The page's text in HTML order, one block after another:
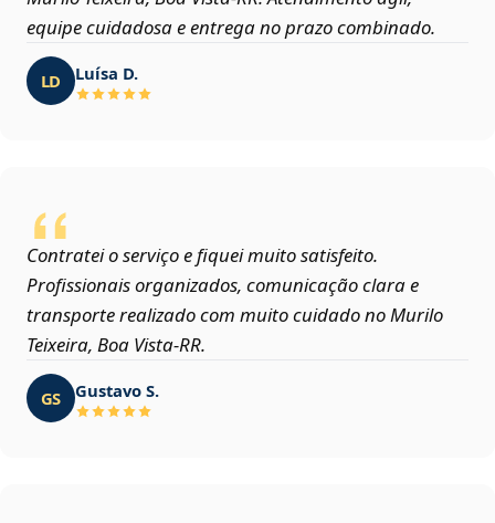
equipe cuidadosa e entrega no prazo combinado.
LD Luísa D.
Contratei o serviço e fiquei muito satisfeito.
Profissionais organizados, comunicação clara e
transporte realizado com muito cuidado no Murilo
Teixeira, Boa Vista‑RR.
GS Gustavo S.